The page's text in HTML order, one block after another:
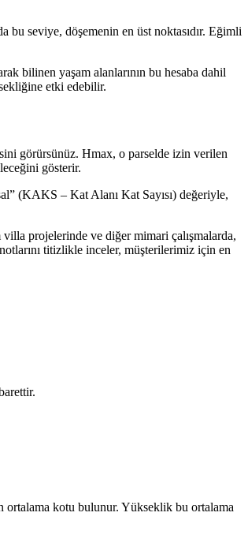
bu seviye, döşemenin en üst noktasıdır. Eğimli
bilinen yaşam alanlarının bu hesaba dahil
etki edebilir.
görürsünüz. Hmax, o parselde izin verilen
gösterir.
(KAKS – Kat Alanı Kat Sayısı) değeriyle,
projelerinde ve diğer mimari çalışmalarda,
titizlikle inceler, müşterilerimiz için en
ortalama kotu bulunur. Yükseklik bu ortalama